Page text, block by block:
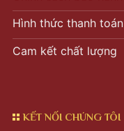
Hình thức thanh toán
Cam kết chất lượng
KẾT NỐI CHÚNG TÔI